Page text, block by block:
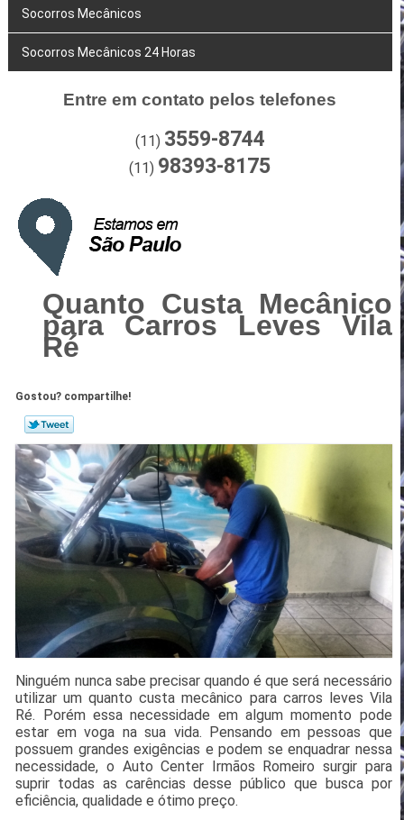
Socorros Mecânicos
Socorros Mecânicos 24 Horas
Entre em contato pelos telefones
(11) 3559-8744
(11) 98393-8175
Quanto Custa Mecânico
para Carros Leves Vila
Ré
Gostou? compartilhe!
Ninguém nunca sabe precisar quando é que será necessário
utilizar um quanto custa mecânico para carros leves Vila
Ré. Porém essa necessidade em algum momento pode
estar em voga na sua vida. Pensando em pessoas que
possuem grandes exigências e podem se enquadrar nessa
necessidade, o Auto Center Irmãos Romeiro surgir para
suprir todas as carências desse público que busca por
eficiência, qualidade e ótimo preço.